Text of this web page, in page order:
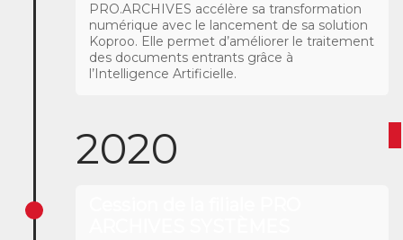
PRO.ARCHIVES accélère sa transformation
numérique avec le lancement de sa solution
Koproo. Elle permet d’améliorer le traitement
des documents entrants grâce à
l’Intelligence Artificielle.
2020